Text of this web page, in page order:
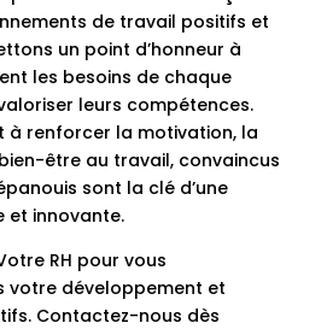
de travail positifs et
un point d’honneur à
les besoins de chaque
leurs compétences.
à renforcer la motivation, la
être au travail, convaincus
sont la clé d’une
et innovante.
RH pour vous
votre développement et
Contactez-nous dès